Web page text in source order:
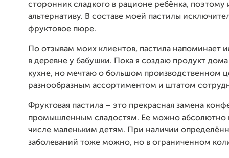
сторонник сладкого в рационе ребёнка, поэтому
альтернативу. В составе моей пастилы
фруктовое пюре.
По отзывам моих клиентов, пастила напоминает
в деревне у бабушки. Пока я создаю продукт
кухне, но мечтаю о большом производственном
разнообразным ассортиментом и штатом
Фруктовая пастила – это прекрасная замена
промышленным сладостям. Ее можно абсолютно
числе маленьким детям. При наличии
заболеваний тоже можно, но в ограниченном